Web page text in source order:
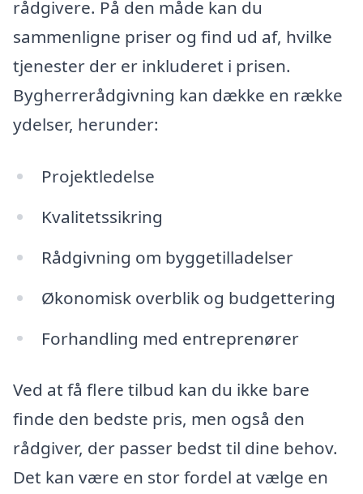
rådgivere. På den måde kan du
sammenligne priser og find ud af, hvilke
tjenester der er inkluderet i prisen.
Bygherrerådgivning kan dække en række
ydelser, herunder:
Projektledelse
Kvalitetssikring
Rådgivning om byggetilladelser
Økonomisk overblik og budgettering
Forhandling med entreprenører
Ved at få flere tilbud kan du ikke bare
finde den bedste pris, men også den
rådgiver, der passer bedst til dine behov.
Det kan være en stor fordel at vælge en